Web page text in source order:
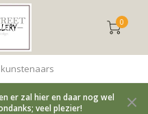
0
er zal hier en daar nog wel
veel plezier!